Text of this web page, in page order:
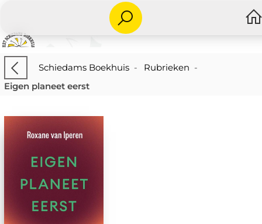
Schiedams Boekhuis- Rubrieken -
Eigen planeet eerst